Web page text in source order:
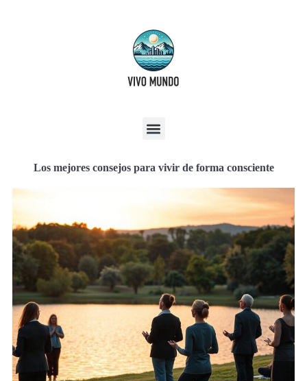
Los mejores consejos para vivir de forma consciente